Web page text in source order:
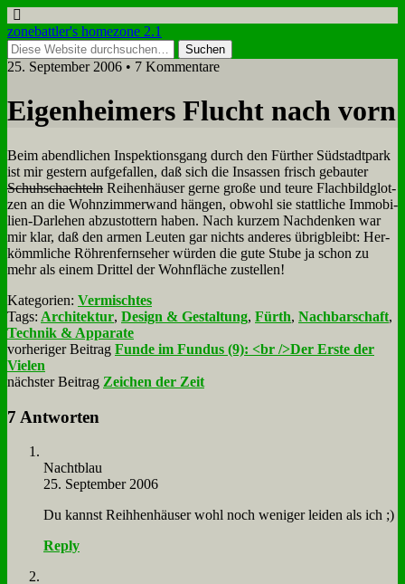
zonebattler's homezone 2.1
25. September 2006 • 7 Kommentare
Ei­gen­hei­mers Flucht nach vorn
Beim abend­li­chen In­spek­ti­ons­gang durch den Für­ther Süd­stadt­park
ist mir ge­stern auf­ge­fal­len, daß sich die In­sas­sen frisch ge­bau­ter
Schuh­schach­teln Rei­hen­häu­ser ger­ne gro­ße und teu­re Flach­bild­glot­
zen an die Wohn­zim­mer­wand hän­gen, ob­wohl sie statt­li­che Im­mo­bi­
li­en-Dar­le­hen ab­zu­stot­tern ha­ben. Nach kur­zem Nach­den­ken war
mir klar, daß den ar­men Leu­ten gar nichts an­de­res üb­rig­bleibt: Her­
kömm­li­che Röh­ren­fern­se­her wür­den die gu­te Stu­be ja schon zu
mehr als ei­nem Drit­tel der Wohn­flä­che zu­stel­len!
Kategorien: Vermischtes
Tags: Architektur, Design & Gestaltung, Fürth, Nachbarschaft,
Technik & Apparate
vorheriger Beitrag Funde im Fundus (9): <br />Der Erste der
Vielen
nächster Beitrag Zeichen der Zeit
7 Antworten
Nacht­blau
25. September 2006
Du kannst Reih­hen­häu­ser wohl noch we­ni­ger lei­den als ich ;)
Reply